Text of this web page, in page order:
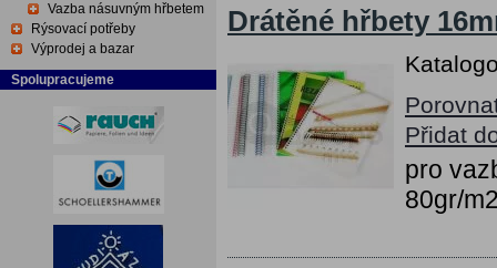
Vazba násuvným hřbetem
Rýsovací potřeby
Výprodej a bazar
Spolupracujeme
Drátěné hřbety
Přidat
pro
80gr/